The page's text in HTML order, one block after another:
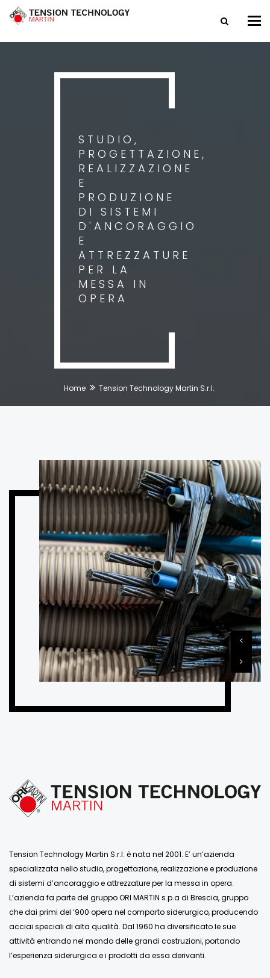
STUDIO,
PROGETTAZIONE,
REALIZZAZIONE
E
PRODUZIONE
DI SISTEMI
D'ANCORAGGIO
E
ATTREZZATURE
PER LA
MESSA IN
OPERA
Home Tension Technology Martin S.r.l.
Tension Technology Martin S.r.l. è nata nel 2001. E’ un’azienda
specializzata nello studio, progettazione, realizzazione e produzione
di sistemi d’ancoraggio e attrezzature per la messa in opera.
L’azienda fa parte del gruppo ORI MARTIN s.p.a di Brescia, gruppo
che dai primi del ‘900 opera nel comparto siderurgico, producendo
acciai speciali di alta qualità. Dal 1960 ha diversificato le sue
attività entrando nel mondo delle grandi costruzioni, portando
l’esperienza siderurgica e i prodotti da essa derivanti.